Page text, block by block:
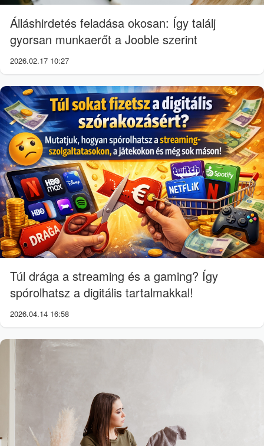
Álláshirdetés feladása okosan: Így találj
gyorsan munkaerőt a Jooble szerint
2026.02.17 10:27
Túl drága a streaming és a gaming? Így
spórolhatsz a digitális tartalmakkal!
2026.04.14 16:58